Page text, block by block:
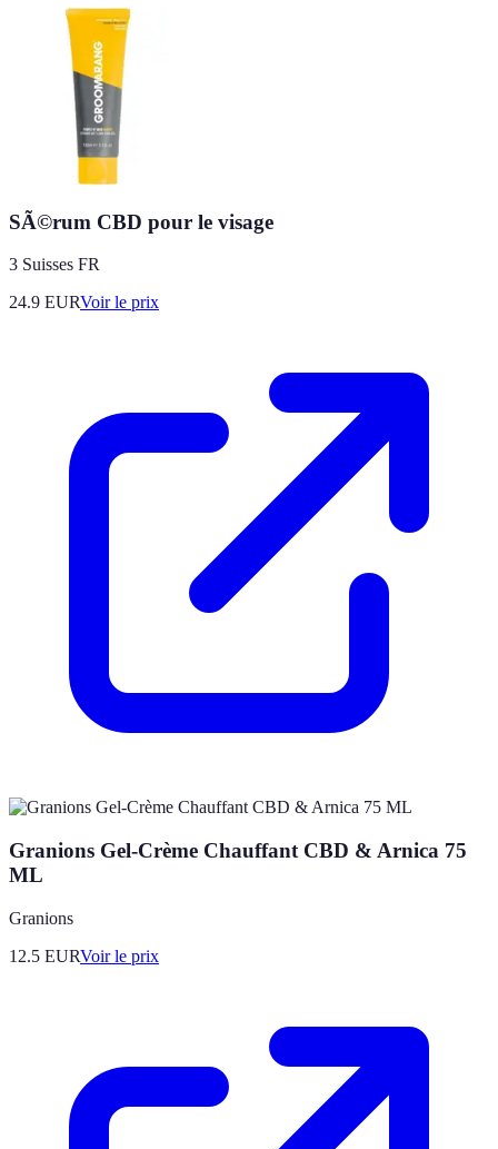
SÃ©rum CBD pour le visage
3 Suisses FR
24.9 EURVoir le prix
Granions Gel-Crème Chauffant CBD & Arnica 75
ML
Granions
12.5 EURVoir le prix